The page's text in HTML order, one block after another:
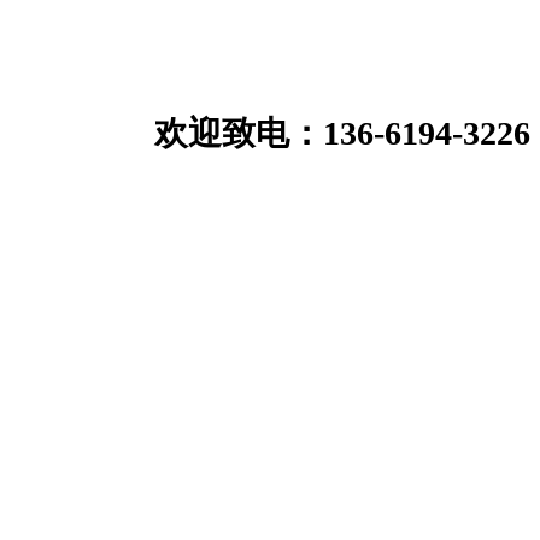
：136-6194-3226